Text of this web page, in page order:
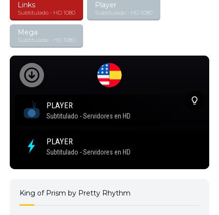
Links
Subtitulado - HD 1080
Player
Subtitulado - HD 1080
Mega
Subtitulado - HD 1080
King of Prism by Pretty Rhythm